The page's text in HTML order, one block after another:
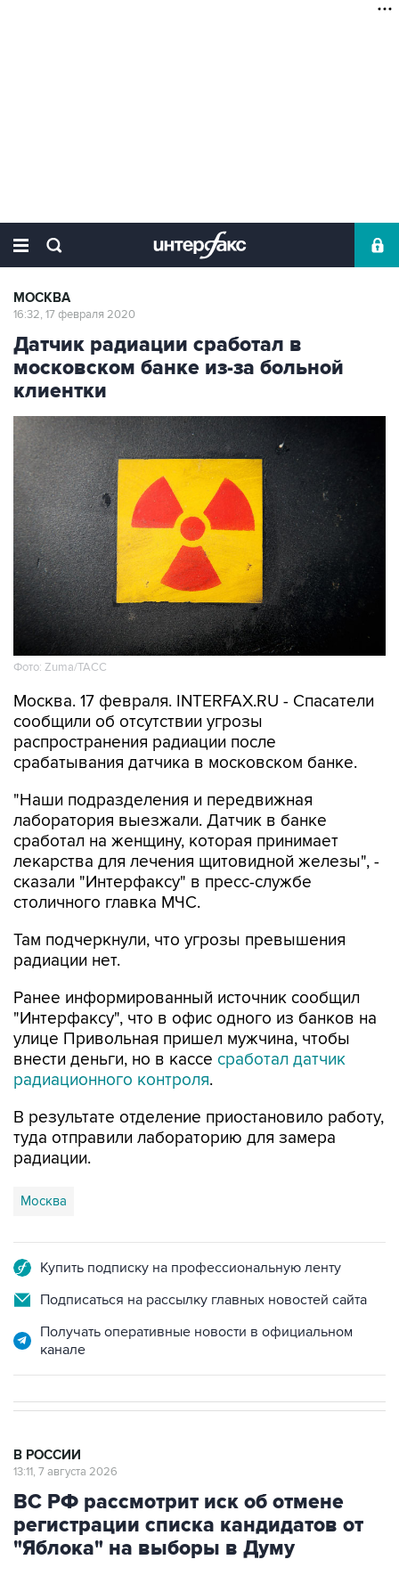
МОСКВА
16:32, 17 февраля 2020
Датчик радиации сработал в
московском банке из-за больной
клиентки
Фото: Zuma/ТАСС
Москва. 17 февраля. INTERFAX.RU - Cпасатели
сообщили об отсутствии угрозы
распространения радиации после
срабатывания датчика в московском банке.
"Наши подразделения и передвижная
лаборатория выезжали. Датчик в банке
сработал на женщину, которая принимает
лекарства для лечения щитовидной железы", -
сказали "Интерфаксу" в пресс-службе
столичного главка МЧС.
Там подчеркнули, что угрозы превышения
радиации нет.
Ранее информированный источник сообщил
"Интерфаксу", что в офис одного из банков на
улице Привольная пришел мужчина, чтобы
внести деньги, но в кассе сработал датчик
радиационного контроля.
В результате отделение приостановило работу,
туда отправили лабораторию для замера
радиации.
Москва
Купить подписку на профессиональную ленту
Подписаться на рассылку главных новостей сайта
Получать оперативные новости в официальном
канале
В РОССИИ
13:11, 7 августа 2026
ВС РФ рассмотрит иск об отмене
регистрации списка кандидатов от
"Яблока" на выборы в Думу